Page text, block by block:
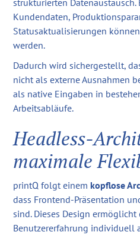
Kundendaten,
Statusaktualisierungen
werden.
Dadurch wird sichergestellt,
nicht als externe Ausnahmen
als native Eingaben in
Arbeitsabläufe.
Headless-
maximale
printQ folgt einem kopflose
dass Frontend-Präsentation
sind. Dieses Design
Benutzererfahrung individuell